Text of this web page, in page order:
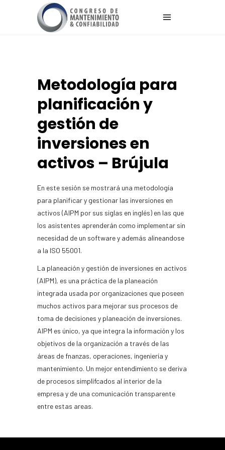
Metodología para
planificación y
gestión de
inversiones en
activos – Brújula
En este sesión se mostrará una metodología
para planificar y gestionar las inversiones en
activos (AIPM por sus siglas en inglés) en las que
los asistentes aprenderán como implementar sin
necesidad de un software y además alineandose
a la ISO 55001.
La planeación y gestión de inversiones en activos
(AIPM), es una práctica de la planeación
integrada usada por organizaciones que poseen
muchos activos para mejorar sus procesos de
toma de decisiones y planeación de inversiones.
AIPM es único, ya que integra la información y los
objetivos de la organización a través de las
áreas de fnanzas, operaciones, ingeniería y
mantenimiento. Un mejor entendimiento se deriva
de procesos simplifcados al interior de la
empresa y de una comunicación transparente
entre estas areas.